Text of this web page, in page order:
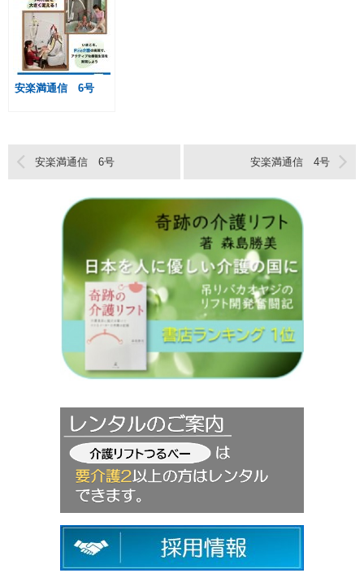
安楽満通信 6号
安楽満通信 6号 安楽満通信 4号